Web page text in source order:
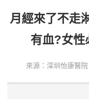
月經來了不走
有血?女性
來源：深圳怡康醫院